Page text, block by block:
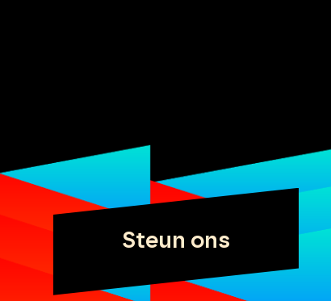
Steun ons